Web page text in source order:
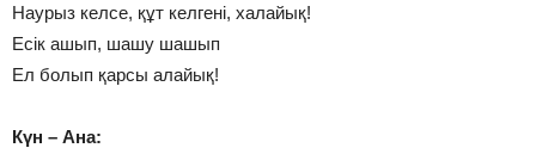
Наурыз келсе, құт келгені, халайық!
Есік ашып, шашу шашып
Ел болып қарсы алайық!
Күн – Ана: